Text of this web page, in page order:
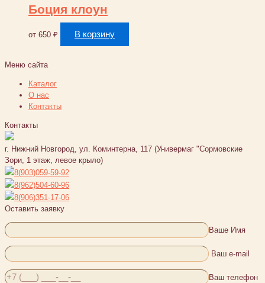
Боция клоун
от 650 ₽ В корзину
Меню сайта
Каталог
О нас
Контакты
Контакты
г. Нижний Новгород, ул. Коминтерна, 117 (Универмаг "Сормовские
Зори, 1 этаж, левое крыло)
8(903)059-59-92
8(962)504-60-96
8(906)351-17-06
Оставить заявку
Ваше Имя
Ваш e-mail
Ваш телефон